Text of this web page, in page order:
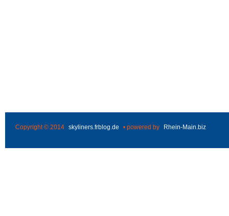
Copyright © 2014 skyliners.frblog.de • powered by Rhein-Main.biz